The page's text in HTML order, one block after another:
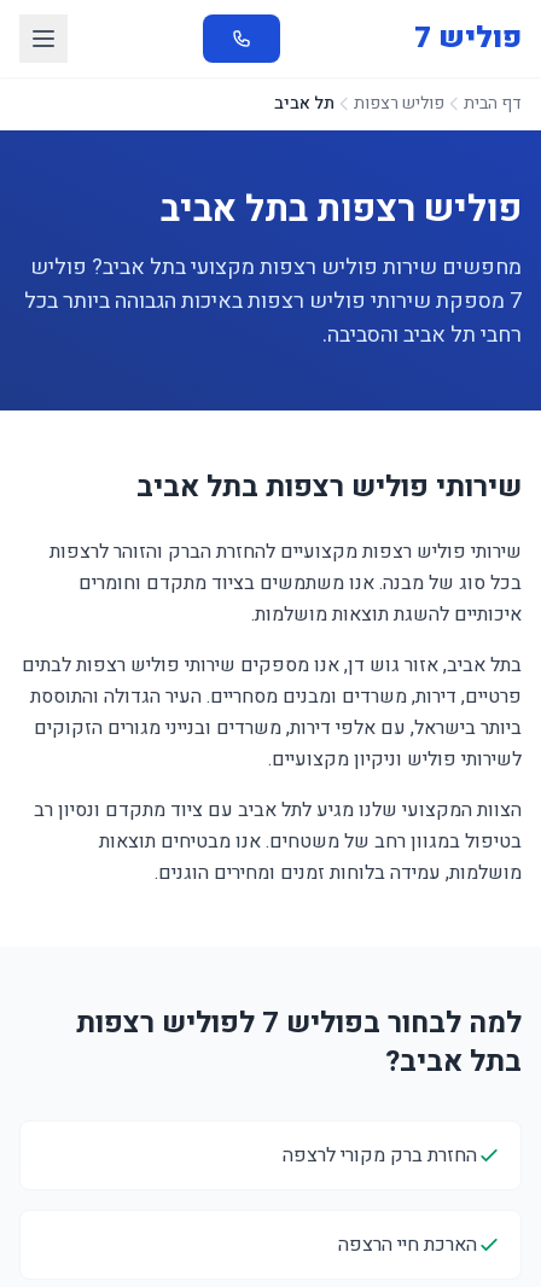
פוליש 7
דף הבית פוליש רצפות תל אביב
פוליש רצפות בתל אביב
מחפשים שירות פוליש רצפות מקצועי בתל אביב? פוליש
7 מספקת שירותי פוליש רצפות באיכות הגבוהה ביותר בכל
רחבי תל אביב והסביבה.
שירותי פוליש רצפות בתל אביב
שירותי פוליש רצפות מקצועיים להחזרת הברק והזוהר לרצפות
בכל סוג של מבנה. אנו משתמשים בציוד מתקדם וחומרים
איכותיים להשגת תוצאות מושלמות.
בתל אביב, אזור גוש דן, אנו מספקים שירותי פוליש רצפות לבתים
פרטיים, דירות, משרדים ומבנים מסחריים. העיר הגדולה והתוססת
ביותר בישראל, עם אלפי דירות, משרדים ובנייני מגורים הזקוקים
לשירותי פוליש וניקיון מקצועיים.
הצוות המקצועי שלנו מגיע לתל אביב עם ציוד מתקדם ונסיון רב
בטיפול במגוון רחב של משטחים. אנו מבטיחים תוצאות
מושלמות, עמידה בלוחות זמנים ומחירים הוגנים.
למה לבחור בפוליש 7 לפוליש רצפות
בתל אביב?
החזרת ברק מקורי לרצפה
הארכת חיי הרצפה